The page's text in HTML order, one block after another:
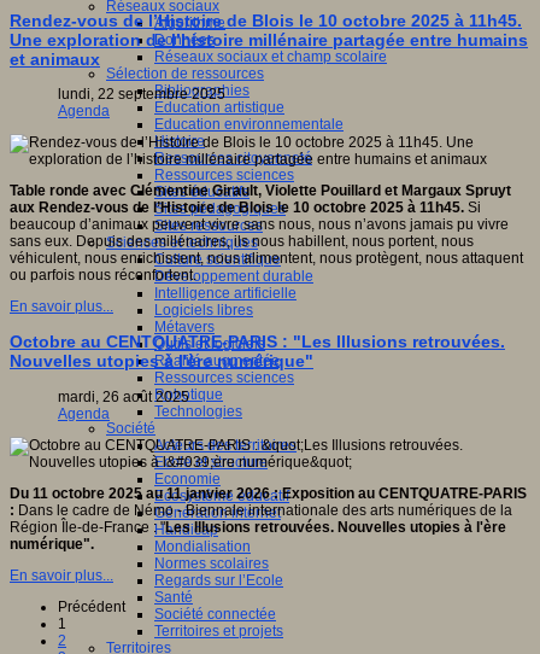
Réseaux sociaux
Algorithme
Données
Réseaux sociaux et champ scolaire
Sélection de ressources
Bibliographies
Education artistique
Education environnementale
Histoire
Ressources citoyenneté
Ressources sciences
Sites éducatifs
Sites pédagogiques
Sites ressources
Sciences et techniques
Culture scientifique
Développement durable
Intelligence artificielle
Logiciels libres
Métavers
Outils et logiciels
Réalité augmentée
Ressources sciences
Robotique
Technologies
Société
Acteurs des territoires
Ecole et structure
Economie
Ecosystème éducatif
Génération internet
Handicap
Mondialisation
Normes scolaires
Regards sur l’Ecole
Santé
Société connectée
Territoires et projets
Territoires
Rendez-vous de l’Histoire de Blois le 10 octobre 2025 à 11h45.
Une exploration de l’histoire millénaire partagée entre humains
et animaux
lundi, 22 septembre 2025
Agenda
Table ronde avec Clémentine Girault, Violette Pouillard et Margaux Spruyt
aux Rendez-vous de l’Histoire de Blois le 10 octobre 2025 à 11h45. Si
beaucoup d’animaux peuvent vivre sans nous, nous n’avons jamais pu vivre
sans eux. Depuis des millénaires, ils nous habillent, nous portent, nous
véhiculent, nous enrichissent, nous alimentent, nous protègent, nous attaquent
ou parfois nous réconfortent.
En savoir plus...
Octobre au CENTQUATRE-PARIS : "Les Illusions retrouvées.
Nouvelles utopies à l'ère numérique"
mardi, 26 août 2025
Agenda
Du 11 octobre 2025 au 11 janvier 2026: Exposition au CENTQUATRE-PARIS
: Dans le cadre de Némo - Biennale internationale des arts numériques de la
Région Île-de-France : "Les Illusions retrouvées. Nouvelles utopies à l'ère
numérique".
En savoir plus...
Précédent
1
2